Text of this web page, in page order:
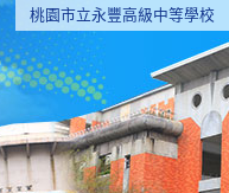
桃園市立永豐高級中等學校